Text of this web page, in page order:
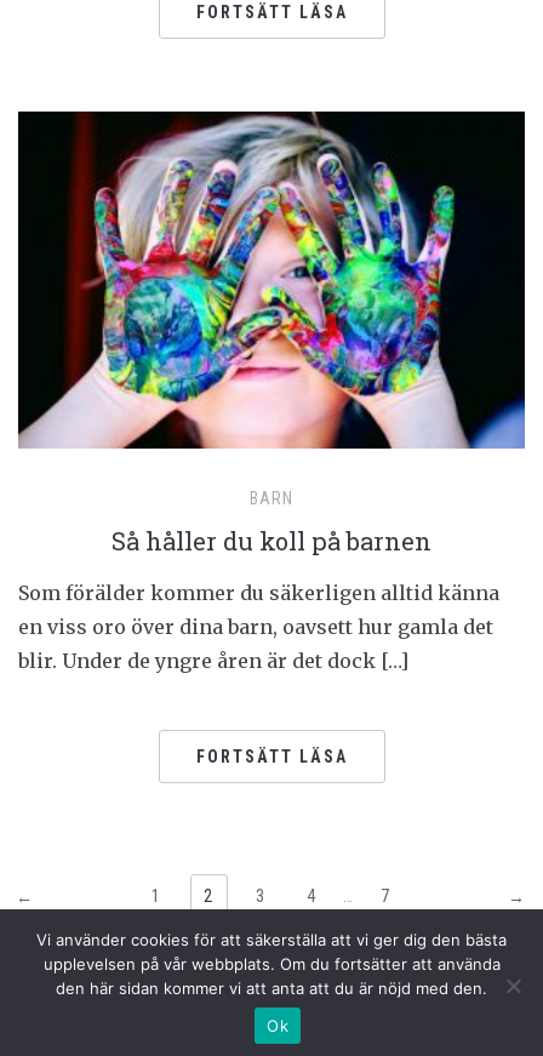
FORTSÄTT LÄSA
BARN
Så håller du koll på barnen
Som förälder kommer du säkerligen alltid känna
en viss oro över dina barn, oavsett hur gamla det
blir. Under de yngre åren är det dock […]
FORTSÄTT LÄSA
← 1 2 3 4 7 →
COPYRIGHT © 2026 SPACEBABIES
Vi använder cookies för att säkerställa att vi ger dig den bästa
upplevelsen på vår webbplats. Om du fortsätter att använda
den här sidan kommer vi att anta att du är nöjd med den.
Ok